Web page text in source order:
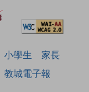
小學生
家長
教城電子報